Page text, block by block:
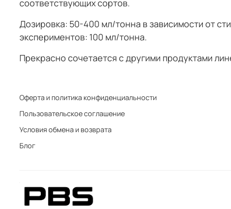
соответствующих сортов.
Дозировка: 50-400 мл/тонна в зависимости от
экспериментов: 100 мл/тонна.
Прекрасно сочетается с другими продуктами
Оферта и политика конфиденциальности
Пользовательское соглашение
Условия обмена и возврата
Блог